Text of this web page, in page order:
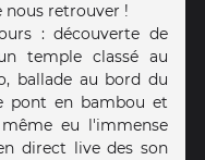
nous retrouver !
: découverte de
temple classé au
ballade au bord du
pont en bambou et
eu l'immense
direct live des son